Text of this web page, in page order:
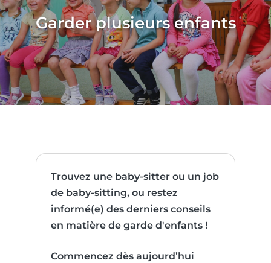
Garder plusieurs enfants
Trouvez une baby-sitter ou un job
de baby-sitting, ou restez
informé(e) des derniers conseils
en matière de garde d'enfants !
Commencez dès aujourd’hui